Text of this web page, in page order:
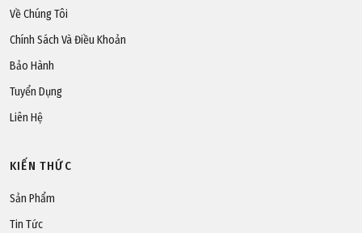
Về Chúng Tôi
Chính Sách Và Điều Khoản
Bảo Hành
Tuyển Dụng
Liên Hệ
KIẾN THỨC
Sản Phẩm
Tin Tức